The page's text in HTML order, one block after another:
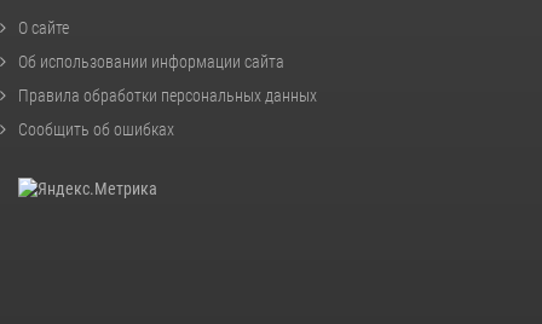
О сайте
Об использовании информации сайта
Правила обработки персональных данных
Сообщить об ошибках